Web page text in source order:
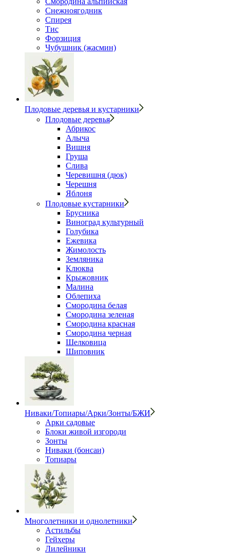
Снежноягодник
Спирея
Тис
Форзиция
Чубушник (жасмин)
Плодовые деревья и кустарники
Плодовые деревья
Абрикос
Алыча
Вишня
Груша
Слива
Черевишня (дюк)
Черешня
Яблоня
Плодовые кустарники
Брусника
Виноград культурный
Голубика
Ежевика
Жимолость
Земляника
Клюква
Крыжовник
Малина
Облепиха
Смородина белая
Смородина зеленая
Смородина красная
Смородина черная
Шелковица
Шиповник
Ниваки/Топиары/Арки/Зонты/БЖИ
Арки садовые
Блоки живой изгороди
Зонты
Ниваки (бонсаи)
Топиары
Многолетники и однолетники
Астильбы
Гейхеры
Лилейники